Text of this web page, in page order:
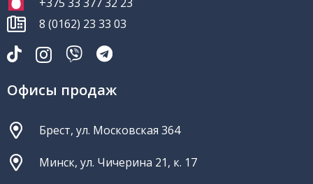
8 (0162) 23 33 03
Офисы продаж
Брест, ул. Московская 364
Минск, ул. Чичерина 21, к. 17